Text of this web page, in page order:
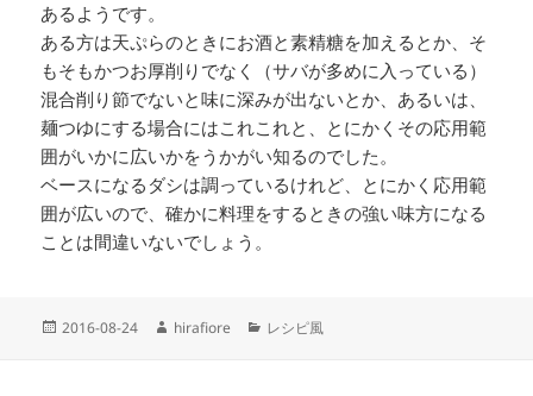
あるようです。
ある方は天ぷらのときにお酒と素精糖を加えるとか、そ
もそもかつお厚削りでなく（サバが多めに入っている）
混合削り節でないと味に深みが出ないとか、あるいは、
麺つゆにする場合にはこれこれと、とにかくその応用範
囲がいかに広いかをうかがい知るのでした。
ベースになるダシは調っているけれど、とにかく応用範
囲が広いので、確かに料理をするときの強い味方になる
ことは間違いないでしょう。
投
2016-08-24
作
hirafiore
カ
レシピ風